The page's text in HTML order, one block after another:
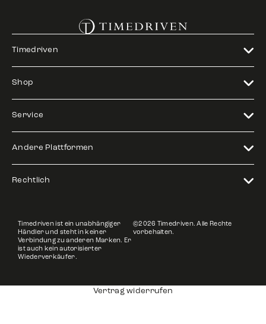
Timedriven
Shop
Service
Andere Plattformen
Rechtlich
Timedriven ist ein unabhängiger
Händler und steht in keiner
Verbindung zu anderen Marken. Er
ist auch kein autorisierter
Wiederverkäufer.
©2026 Timedriven. Alle Rechte
vorbehalten.
Vertrag widerrufen